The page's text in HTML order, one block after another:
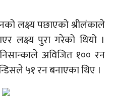
लक्ष्य पछाएको श्रीलंकाले
लक्ष्य पुरा गरेको थियो ।
अविजित १०० रन
५१ रन बनाएका थिए ।